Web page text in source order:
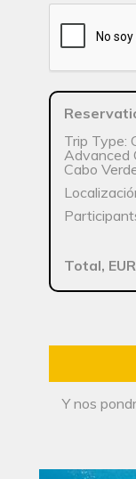
Trip Type:
Advanced
Cabo
Total,
Y nos